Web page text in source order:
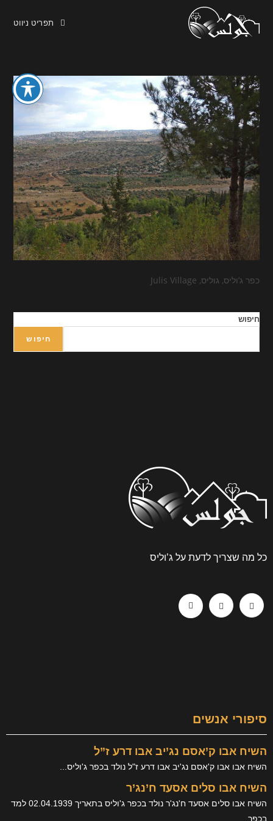
תפריט ניווט
כפר ג’וליס, גוליס, Julis Village
חיפוש
חיפוש
כל מה שצריך לדעת על ג’וליס
סיפורי אנשים
השיח אבו ק’אסם נג’יב אבו דרע ז”ל
השיח אבו אבו ק'אסם נג'יב אבו דרע ז"ל נולד בכפר ג'וליס...
השיח אבו סלים אסעד ח’נג’ר
השיח אבו סלים אסעד ח'נג'ר נולד בכפר ג'וליס בתאריך 02.04.1939 למד
בכפר...